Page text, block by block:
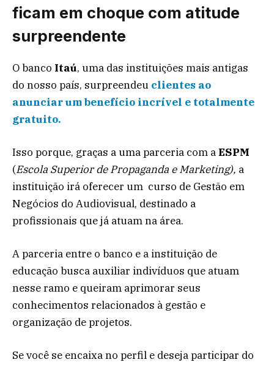
ficam em choque com atitude
surpreendente
O banco Itaú, uma das instituições mais antigas
do nosso país, surpreendeu clientes ao
anunciar um benefício incrível e totalmente
gratuito.
Isso porque, graças a uma parceria com aESPM
(Escola Superior de Propaganda e Marketing), a
instituição irá oferecer um curso de Gestão em
Negócios do Audiovisual, destinado a
profissionais que já atuam na área.
A parceria entre o banco e a instituição de
educação busca auxiliar indivíduos que atuam
nesse ramo e queiram aprimorar seus
conhecimentos relacionados à gestão e
organização de projetos.
Se você se encaixa no perfil e deseja participar do